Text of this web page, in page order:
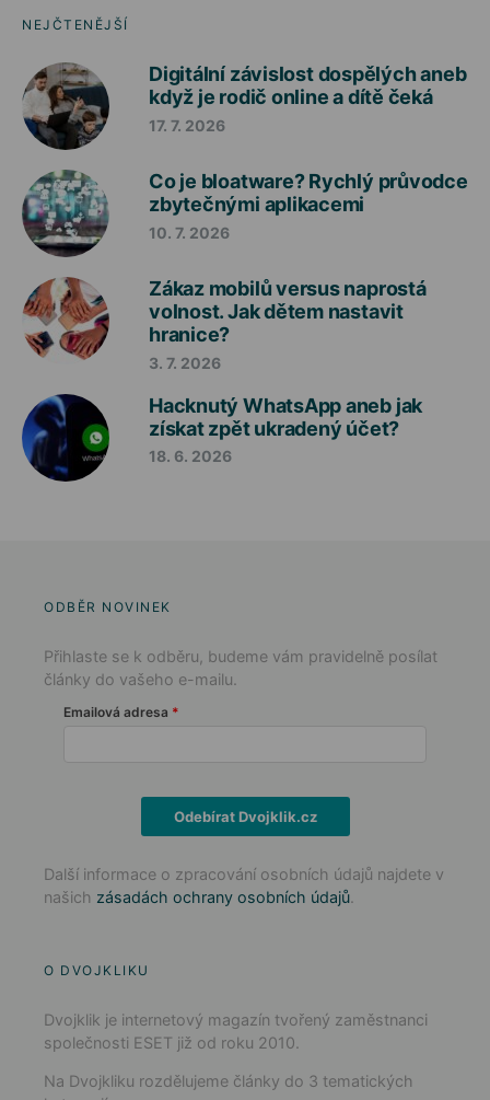
NEJČTENĚJŠÍ
Digitální závislost dospělých aneb
když je rodič online a dítě čeká
17. 7. 2026
Co je bloatware? Rychlý průvodce
zbytečnými aplikacemi
10. 7. 2026
Zákaz mobilů versus naprostá
volnost. Jak dětem nastavit
hranice?
3. 7. 2026
Hacknutý WhatsApp aneb jak
získat zpět ukradený účet?
18. 6. 2026
ODBĚR NOVINEK
Přihlaste se k odběru, budeme vám pravidelně posílat
články do vašeho e-mailu.
Emailová adresa
Odebírat Dvojklik.cz
Další informace o zpracování osobních údajů najdete v
našich zásadách ochrany osobních údajů.
O DVOJKLIKU
Dvojklik je internetový magazín tvořený zaměstnanci
společnosti ESET již od roku 2010.
Na Dvojkliku rozdělujeme články do 3 tematických